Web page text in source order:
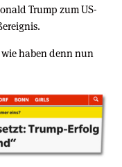
Trump zum US-
wie haben denn nun